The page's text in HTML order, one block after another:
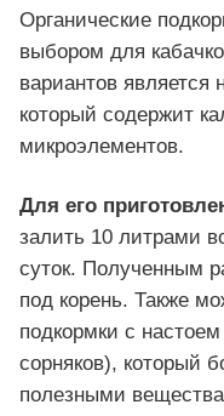
Органические
выбором для
вариантов является
который содержит
микроэлементов.
Для его
залить 10 литрами
суток. Полученным
под корень. Также
подкормки с
сорняков), который
полезными